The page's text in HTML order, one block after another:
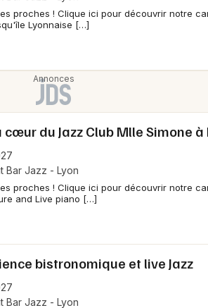
proches ! Clique ici pour découvrir notre
Lyonnaise […]
du Jazz Club Mlle Simone à
Bar Jazz - Lyon
proches ! Clique ici pour découvrir notre
and Live piano […]
bistronomique et live Jazz
Bar Jazz - Lyon